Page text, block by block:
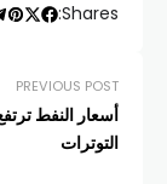
Shares:
PREVIOUS POST
أسعار النفط
التوترات